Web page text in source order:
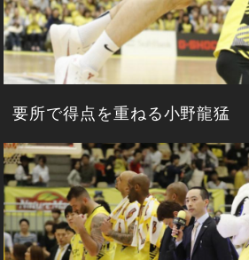
要所で得点を重ねる小野龍猛